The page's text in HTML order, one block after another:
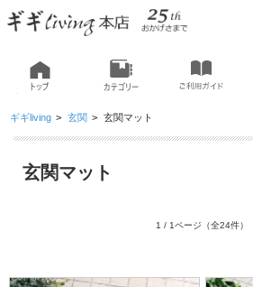
ギギliving > 玄関 > 玄関マット
玄関マット
1 / 1ページ （全24件）